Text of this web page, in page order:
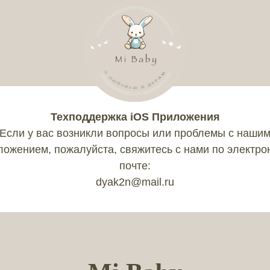
Техподдержка iOS Приложения
Если у вас возникли вопросы или проблемы с нашим
пожалуйста, свяжитесь с нами по
почте:
dyak2n@mail.ru